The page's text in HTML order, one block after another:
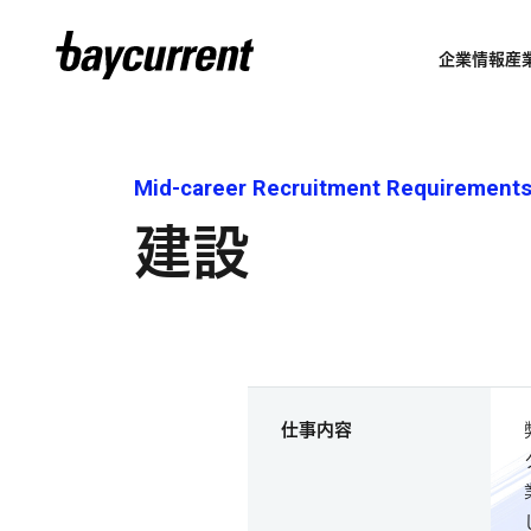
企業情報産
Mid-career Recruitment Requirements
建設
仕事内容